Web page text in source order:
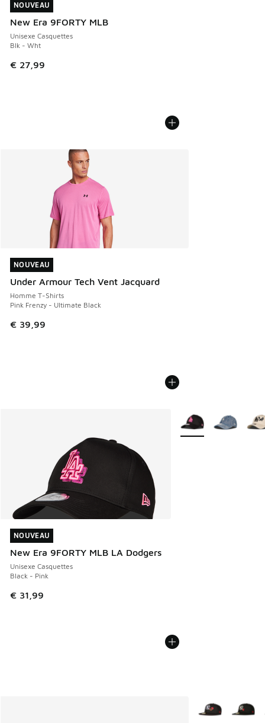
NOUVEAU
New Era 9FORTY MLB
Unisexe Casquettes
Blk - Wht
€ 27,99
NOUVEAU
NOUVEAU
Under Armour Tech Vent Jacquard
Homme T-Shirts
Pink Frenzy - Ultimate Black
€ 39,99
NOUVEAU
NOUVEAU
New Era 9FORTY MLB LA Dodgers
Unisexe Casquettes
Black - Pink
€ 31,99
NOUVEAU
Plus de couleurs
Plus de couleurs